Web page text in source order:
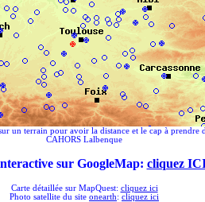
un terrain pour avoir la distance et le cap à prendre
CAHORS Lalbenque
sur GoogleMap: cliquez
Carte détaillée sur MapQuest: cliquez ici
Photo satellite du site onearth: cliquez ici